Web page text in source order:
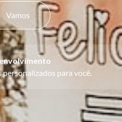
Vamos
para você.